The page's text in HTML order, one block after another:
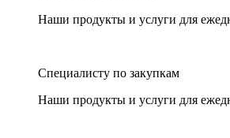
Наши продукты и услуги для
Специалисту по закупкам
Наши продукты и услуги для